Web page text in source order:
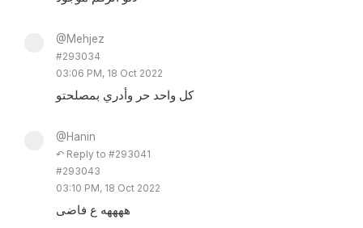
@Mehjez
#293034
03:06 PM, 18 Oct 2022
كل واحد حر وأدري بمصلحتو
@Hanin
↶ Reply to #293041
#293043
03:10 PM, 18 Oct 2022
ههههه ع فاضى